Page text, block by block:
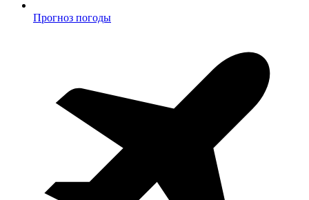
Прогноз погоды